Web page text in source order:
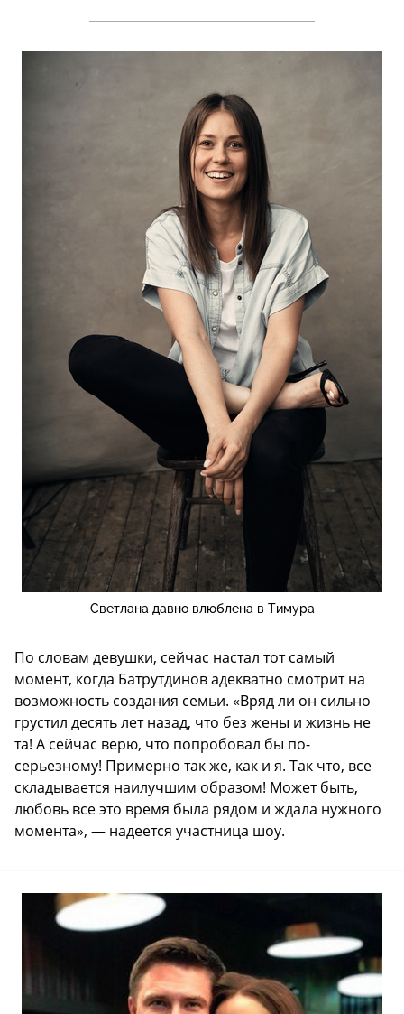
Светлана давно влюблена в Тимура
По словам девушки, сейчас настал тот самый
момент, когда Батрутдинов адекватно смотрит на
возможность создания семьи. «Вряд ли он сильно
грустил десять лет назад, что без жены и жизнь не
та! А сейчас верю, что попробовал бы по-
серьезному! Примерно так же, как и я. Так что, все
складывается наилучшим образом! Может быть,
любовь все это время была рядом и ждала нужного
момента», — надеется участница шоу.